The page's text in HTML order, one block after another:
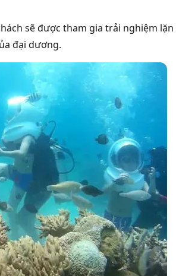
sẽ được tham gia trải nghiệm
đại dương.